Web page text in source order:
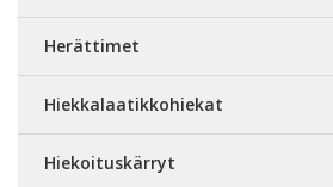
Herättimet
Hiekkalaatikkohiekat
Hiekoituskärryt